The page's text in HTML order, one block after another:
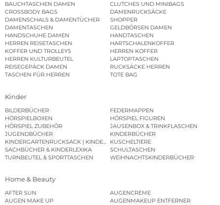
BAUCHTASCHEN DAMEN
CLUTCHES UND MINIBAGS
CROSSBODY BAGS
DAMENRUCKSÄCKE
DAMENSCHALS & DAMENTÜCHER
SHOPPER
DAMENTASCHEN
GELDBÖRSEN DAMEN
HANDSCHUHE DAMEN
HANDTASCHEN
HERREN REISETASCHEN
HARTSCHALENKOFFER
KOFFER UND TROLLEYS
HERREN KOFFER
HERREN KULTURBEUTEL
LAPTOPTASCHEN
REISEGEPÄCK DAMEN
RUCKSÄCKE HERREN
TASCHEN FÜR HERREN
TOTE BAG
Kinder
BILDERBÜCHER
FEDERMAPPEN
HÖRSPIELBOXEN
HÖRSPIEL FIGUREN
HÖRSPIEL ZUBEHÖR
JAUSENBOX & TRINKFLASCHEN
JUGENDBÜCHER
KINDERBÜCHER
KINDERGARTENRUCKSACK | KINDERGARTENBEUTEL
KUSCHELTIERE
SACHBÜCHER & KINDERLEXIKA
SCHULTASCHEN
TURNBEUTEL & SPORTTASCHEN
WEIHNACHTSKINDERBÜCHER
Home & Beauty
AFTER SUN
AUGENCREME
AUGEN MAKE UP
AUGENMAKEUP ENTFERNER